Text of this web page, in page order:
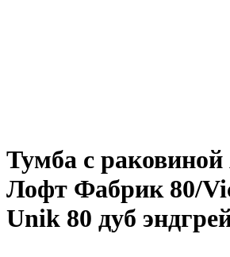
Тумба с
Лофт Фабрик 80/
Unik 80 дуб